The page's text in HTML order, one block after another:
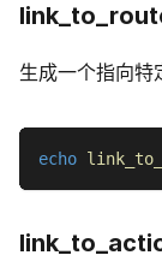
生成一个指向特
echo